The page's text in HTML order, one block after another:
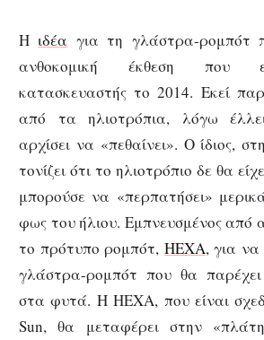
Η ιδέα για τη γλάστρα-ρομπότ
ανθοκομική έκθεση που
κατασκευαστής το 2014. Εκεί
από τα ηλιοτρόπια, λόγω
αρχίσει να «πεθαίνει». Ο ίδιος,
τονίζει ότι το ηλιοτρόπιο δε θα
μπορούσε να «περπατήσει»
φως του ήλιου. Εμπνευσμένος από
το πρότυπο ρομπότ, HEXA, για να
γλάστρα-ρομπότ που θα
στα φυτά. Η HEXA, που είναι
Sun, θα μεταφέρει στην